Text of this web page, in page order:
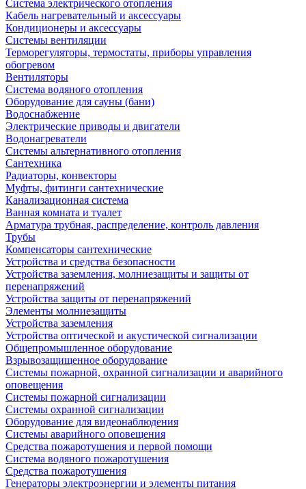
Система электрического отопления
Кабель нагревательный и аксессуары
Кондиционеры и аксессуары
Системы вентиляции
Терморегуляторы, термостаты, приборы управления
обогревом
Вентиляторы
Система водяного отопления
Оборудование для сауны (бани)
Водоснабжение
Электрические приводы и двигатели
Водонагреватели
Системы альтернативного отопления
Сантехника
Радиаторы, конвекторы
Муфты, фитинги сантехнические
Канализационная система
Ванная комната и туалет
Арматура трубная, распределение, контроль давления
Трубы
Компенсаторы сантехнические
Устройства и средства безопасности
Устройства заземления, молниезащиты и защиты от
перенапряжений
Устройства защиты от перенапряжений
Элементы молниезащиты
Устройства заземления
Устройства оптической и акустической сигнализации
Общепромышленное оборудование
Взрывозащищенное оборудование
Системы пожарной, охранной сигнализации и аварийного
оповещения
Системы пожарной сигнализации
Системы охранной сигнализации
Оборудование для видеонаблюдения
Системы аварийного оповещения
Средства пожаротушения и первой помощи
Система водяного пожаротушения
Средства пожаротушения
Генераторы электроэнергии и элементы питания